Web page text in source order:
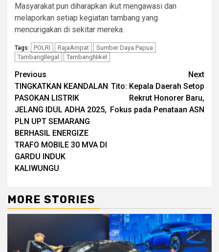
Masyarakat pun diharapkan ikut mengawasi dan
melaporkan setiap kegiatan tambang yang
mencurigakan di sekitar mereka.
Tags: POLRI RajaAmpat
Sumber Daya Papua
TambangIlegal
TambangNikel
Continue
Reading
Previous
TINGKATKAN KEANDALAN
PASOKAN LISTRIK
JELANG IDUL ADHA 2025,
PLN UPT SEMARANG
BERHASIL ENERGIZE
TRAFO MOBILE 30 MVA DI
GARDU INDUK
KALIWUNGU
Next
Tito: Kepala Daerah Setop
Rekrut Honorer Baru,
Fokus pada Penataan ASN
MORE STORIES